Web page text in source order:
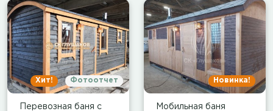
Хит! Фотоотчет
Перевозная баня с
Новинка!
Мобильная баня